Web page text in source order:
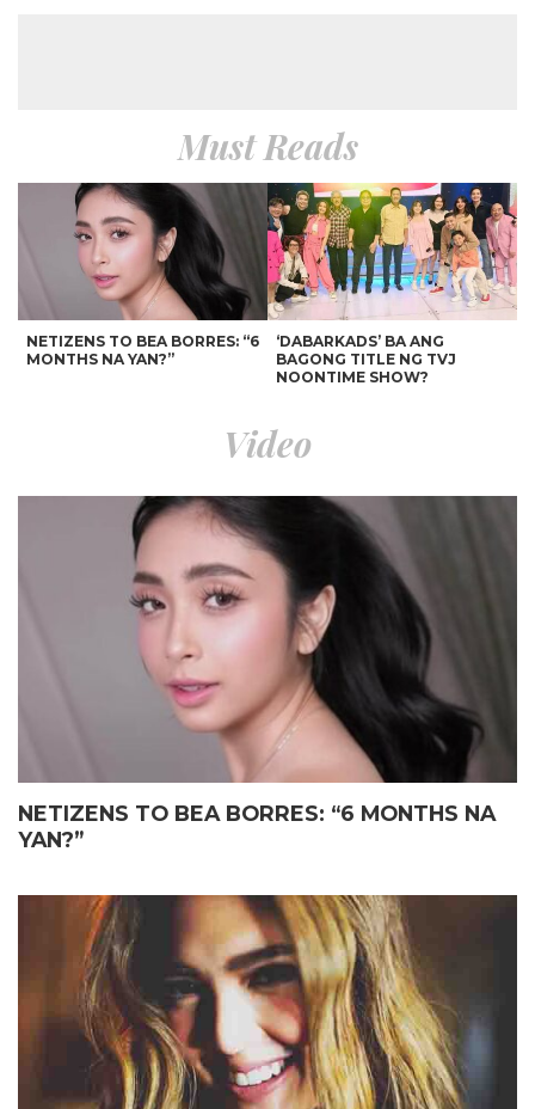
Must Reads
NETIZENS TO BEA BORRES: “6
MONTHS NA YAN?”
‘DABARKADS’ BA ANG
BAGONG TITLE NG TVJ
NOONTIME SHOW?
ELIAS MAY FATHER’S DAY
GIFT KAY JOHN LLOYD CRUZ
SA ISANG EMOSYONAL NA
JOHN LLOYD CRUZ
MAGIGING ‘KAPUSO’ NA NGA
BA?
Video
NETIZENS TO BEA BORRES: “6 MONTHS NA
YAN?”